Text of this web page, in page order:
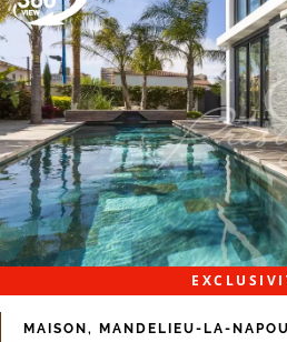
MAISON, MANDELIEU-LA-